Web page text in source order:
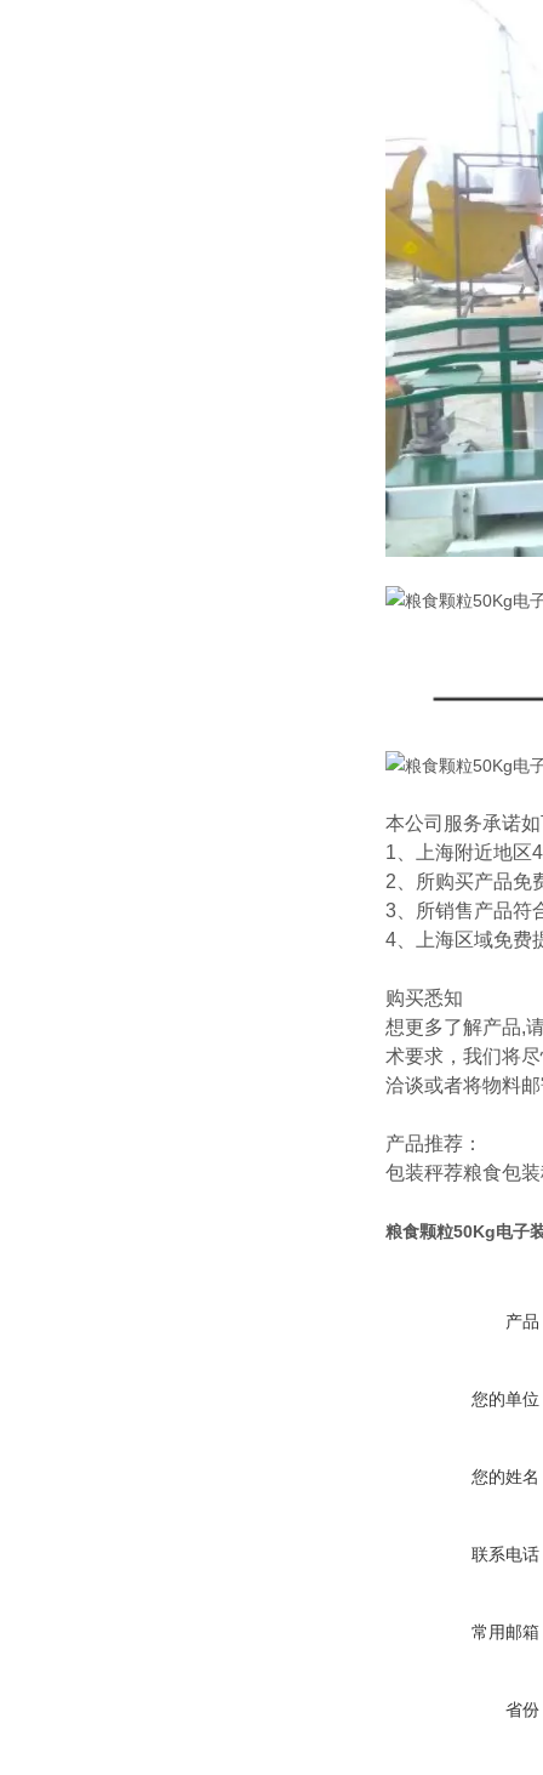
本公司服务承诺
1、上海附近地区
2、所购买产品免
3、所销售产品符
4、上海区域免费
购买悉知
想更多了解产品,
术要求，我们将
洽谈或者将物料
产品推荐：
包装秤荐粮食包
粮食颗粒50Kg电子
产品
您的单位
您的姓名
联系电话
常用邮箱
省份